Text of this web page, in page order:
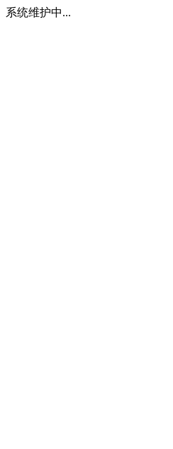
系统维护中...